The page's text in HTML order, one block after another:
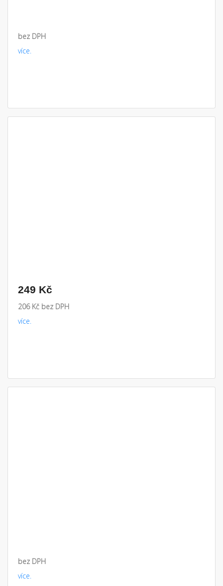
bez DPH
více.
249 Kč
206 Kč bez DPH
více.
bez DPH
více.